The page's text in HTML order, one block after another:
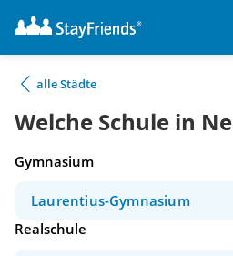
alle Städte
Welche Schule in
Gymnasium
Laurentius-Gymnasium
Realschule